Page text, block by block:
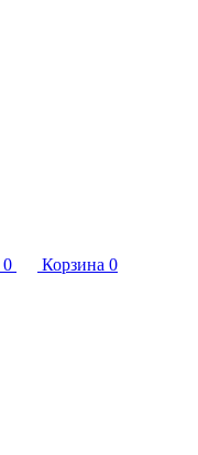
0 Корзина 0